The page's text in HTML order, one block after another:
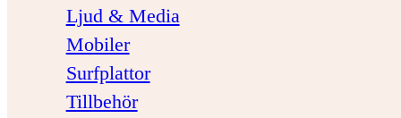
Ljud & Media
Mobiler
Surfplattor
Tillbehör